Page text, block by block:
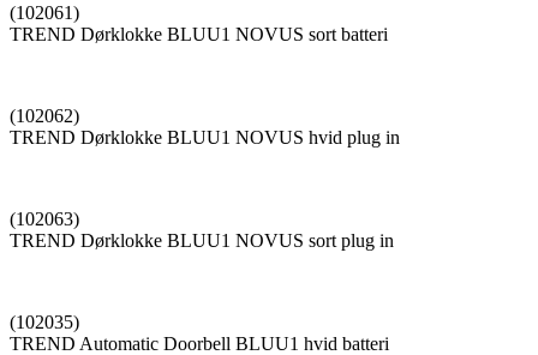
(102061)
TREND Dørklokke BLUU1 NOVUS sort batteri
(102062)
TREND Dørklokke BLUU1 NOVUS hvid plug in
(102063)
TREND Dørklokke BLUU1 NOVUS sort plug in
(102035)
TREND Automatic Doorbell BLUU1 hvid batteri